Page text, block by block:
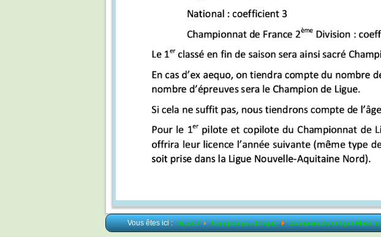
Vous êtes ici :Accueil Championnats de ligue Championnats de ligue Moderne